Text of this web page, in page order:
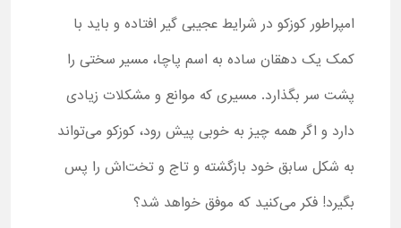
امپراطور کوزکو در شرایط عجیبی گیر افتاده و باید با
کمک یک دهقان ساده به اسم پاچا، مسیر سختی را
پشت سر بگذارد. مسیری که موانع و مشکلات زیادی
دارد و اگر همه چیز به خوبی پیش رود، کوزکو می‌تواند
به شکل سابق خود بازگشته و تاج و تخت‌اش را پس
بگیرد! فکر می‌کنید که موفق خواهد شد؟